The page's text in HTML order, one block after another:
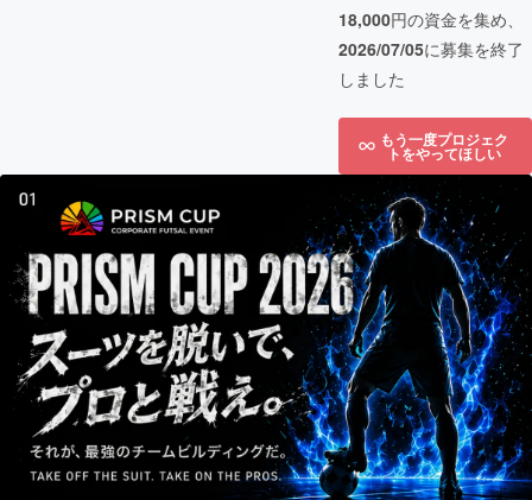
18,000円の資金を集め、
2026/07/05に募集を終了
しました
もう一度プロジェク
トをやってほしい